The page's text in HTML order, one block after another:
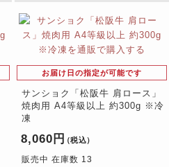
お届け日の指定が可能です
サンショク「松阪牛 肩ロース」
焼肉用 A4等級以上 約300g ※冷
凍
8,060円 （税込）
販売中 在庫数 13